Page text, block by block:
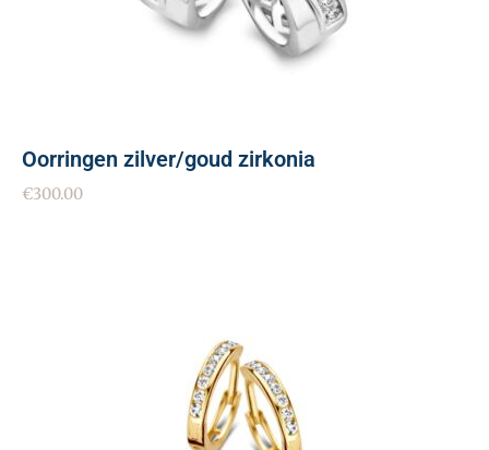
Oorringen zilver/goud zirkonia
€300.00